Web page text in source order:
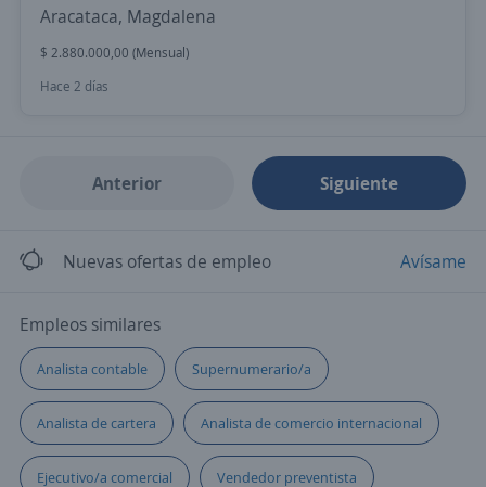
Aracataca, Magdalena
$ 2.880.000,00 (Mensual)
Hace 2 días
Anterior Siguiente
Nuevas ofertas de empleo Avísame
Empleos similares
Analista contable Supernumerario/a
Analista de cartera Analista de comercio internacional
Ejecutivo/a comercial Vendedor preventista